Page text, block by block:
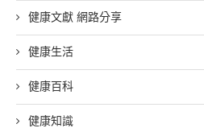
健康文獻 網路分享
健康生活
健康百科
健康知識